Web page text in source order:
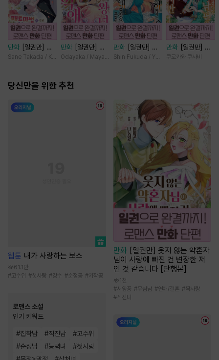
만화
[일권만] 매
료 마법에 걸린 척
사랑꾼이 되었습니
Sane Takada / Koki Fuyutsuki
만화
[일권만] 잊
혀진 왕녀지만 정
니다 [단행본]
Odayaka / Maya Koike
만화
[일권만] 전
하께서는 오늘도
Shin Fukuda / Yoko Kurosu
만화
[일권만] 내
게 간섭하지 않겠
쿠로카와 쿠사비
당신만을 위한 추천
웹툰 내가 사랑하는 보스
61.1만
#고수위 #첫사랑 #강수 #순정공 #키작공
로맨스 소설
인기 키워드
#집착남 #직진남 #고수위
#순정남 #능력녀 #첫사랑
만화 [일권만] 웃지 않는 약혼자
님이 사랑에 빠진 건 변장한 저
인 것 같습니다 [단행본]
1천
#서양풍 #무심남 #연애/결혼 #짝사랑
#직진녀